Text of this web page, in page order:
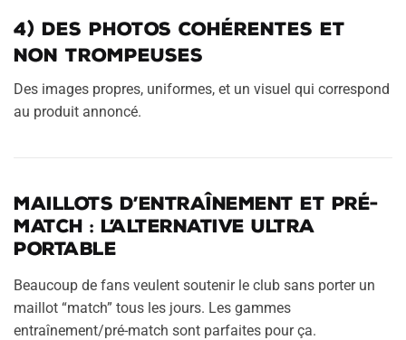
4) Des photos cohérentes et
non trompeuses
Des images propres, uniformes, et un visuel qui correspond
au produit annoncé.
Maillots d’entraînement et pré-
match : l’alternative ultra
portable
Beaucoup de fans veulent soutenir le club sans porter un
maillot “match” tous les jours. Les gammes
entraînement/pré-match sont parfaites pour ça.